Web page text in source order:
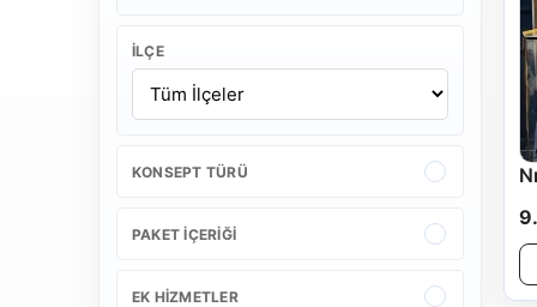
İLÇE
KONSEPT TÜRÜ
PAKET İÇERIĞI
EK HIZMETLER